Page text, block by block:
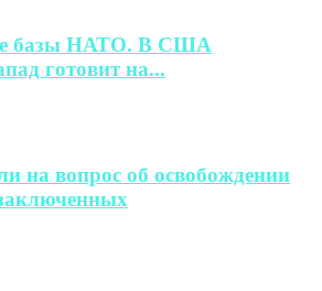
базы НАТО. В США
готовит на...
на вопрос об освобождении